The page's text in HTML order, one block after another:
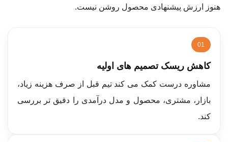
هنوز ارزش پیشنهادی محصول روشن نیست.
01
کاهش ریسک تصمیم های اولیه
مشاوره درست کمک می کند تیم قبل از صرف هزینه زیاد،
بازار، مشتری، محصول و مدل درآمدی را دقیق تر بررسی
کند.